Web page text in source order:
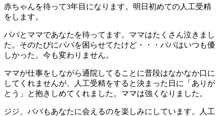
赤ちゃんを待って3年目になります。明日初めての人工受精
をします。
パパとママであなたを待ってます。ママはたくさん泣きまし
た。そのたびにパパを困らせてたけど・・・パパはいつも優
しかった。今も変わりません。
ママが仕事をしながら通院してることに普段はなかなか口に
してくれませんが、人工受精をすると決まった日に「ありが
とう」と抱きしめてくれました。ママは強くなりました。
ジジ、ババもあなたに会えるのを楽しみにしています。人工